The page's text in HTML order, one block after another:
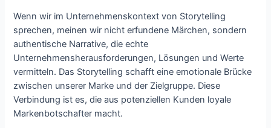
Wenn wir im Unternehmenskontext von Storytelling
sprechen, meinen wir nicht erfundene Märchen, sondern
authentische Narrative, die echte
Unternehmensherausforderungen, Lösungen und Werte
vermitteln. Das Storytelling schafft eine emotionale Brücke
zwischen unserer Marke und der Zielgruppe. Diese
Verbindung ist es, die aus potenziellen Kunden loyale
Markenbotschafter macht.